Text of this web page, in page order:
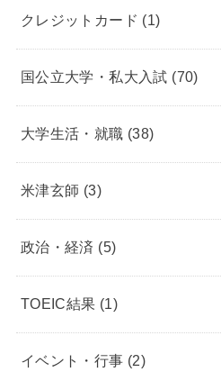
クレジットカード (1)
国公立大学・私大入試 (70)
大学生活・就職 (38)
米津玄師 (3)
政治・経済 (5)
TOEIC結果 (1)
イベント・行事 (2)